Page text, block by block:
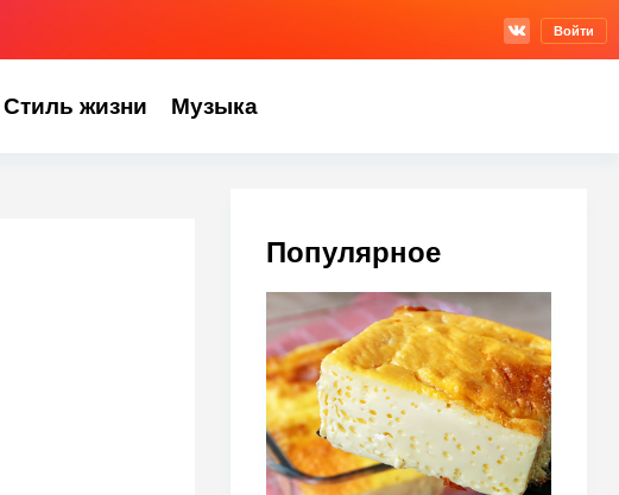
Войти
Стиль жизни Музыка
Популярное